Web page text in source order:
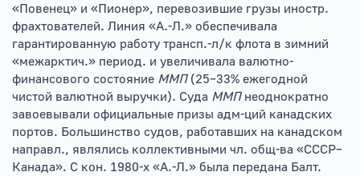
«Повенец» и «Пионер», перевозившие грузы иностр.
фрахтователей. Линия «А.-Л.» обеспечивала
гарантированную работу трансп.-л/к флота в зимний
«межарктич.» период. и увеличивала валютно-
финансового состояние ММП (25–33% ежегодной
чистой валютной выручки). Суда ММП неоднократно
завоевывали официальные призы адм-ций канадских
портов. Большинство судов, работавших на канадском
направл., являлись коллективными чл. общ-ва «СССР–
Канада». С кон. 1980-х «А.-Л.» была передана Балт.